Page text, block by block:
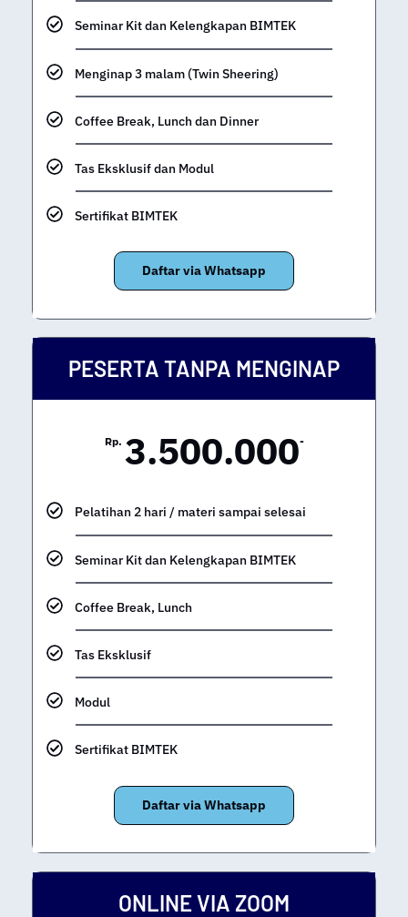
Seminar Kit dan Kelengkapan BIMTEK
Menginap 3 malam (Twin Sheering)
Coffee Break, Lunch dan Dinner
Tas Eksklusif dan Modul
Sertifikat BIMTEK
Daftar via Whatsapp
PESERTA TANPA MENGINAP
Rp. 3.500.000-
Pelatihan 2 hari / materi sampai selesai
Seminar Kit dan Kelengkapan BIMTEK
Coffee Break, Lunch
Tas Eksklusif
Modul
Sertifikat BIMTEK
Daftar via Whatsapp
ONLINE VIA ZOOM